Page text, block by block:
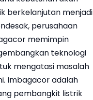
berkelanjutan menjadi
perusahaan
memimpin
teknologi
mengatasi masalah
Imbagacor adalah
pembangkit listrik